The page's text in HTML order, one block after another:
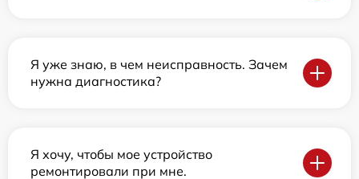
Я уже знаю, в чем неисправность. Зачем
нужна диагностика?
Я хочу, чтобы мое устройство
ремонтировали при мне.